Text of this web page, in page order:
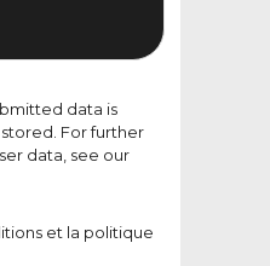
data is
For further
data, see our
et la politique